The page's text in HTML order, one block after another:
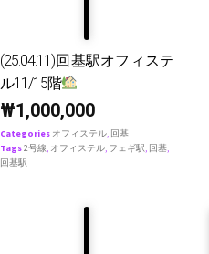
(25.04.11)回基駅オフィステ
ル11/15階
₩1,000,000
Categories オフィステル, 回基
Tags2号線, オフィステル, フェギ駅, 回基,
回基駅